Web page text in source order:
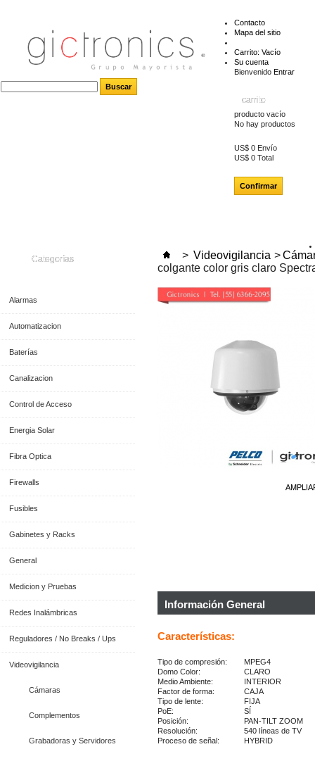
Contacto
Mapa del sitio
Carrito: Vacío
Su cuenta
Bienvenido Entrar
carrito
producto vacío
No hay productos
US$ 0 Envío
US$ 0 Total
Confirmar
Categorías
Alarmas
Automatizacion
Baterías
Canalizacion
Control de Acceso
Energia Solar
Fibra Optica
Firewalls
Fusibles
Gabinetes y Racks
General
Medicion y Pruebas
Redes Inalámbricas
Reguladores / No Breaks / Ups
Videovigilancia
Cámaras
Complementos
Grabadoras y Servidores
> Videovigilancia >
colgante color gris claro
Información General
Características:
Tipo de compresión:
MPEG4
Domo Color:
CLARO
Medio Ambiente:
INTERIOR
Factor de forma: CAJA
Tipo de lente:
FIJA
PoE:
SÍ
Posición:
PAN-TILT ZOOM
Resolución:
540 líneas de TV
Proceso de señal:
HYBRID